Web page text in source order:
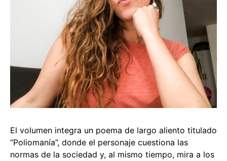
El volumen integra un poema de largo aliento titulado
“Poliomanía”, donde el personaje cuestiona las
normas de la sociedad y, al mismo tiempo, mira a los